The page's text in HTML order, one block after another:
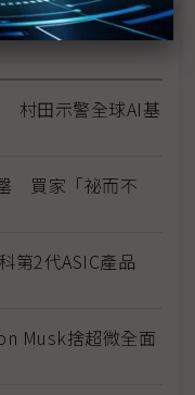
村田示警全球AI基
買家「祕而不
第2代ASIC產品
Musk捨超微全面